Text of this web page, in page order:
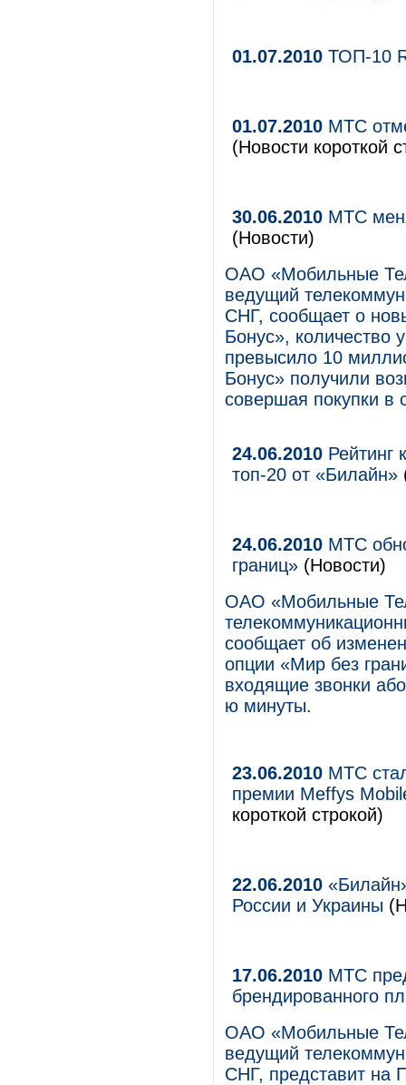
01.07.2010 ТОП-10
01.07.2010 МТС
(Новости короткой
30.06.2010 МТС
(Новости)
ОАО «Мобильные
ведущий
СНГ, сообщает о
Бонус», количество
превысило 10
Бонус» получили
совершая покупки в
24.06.2010 Рейтинг
топ-20 от «Билайн»
24.06.2010 МТС
границ» (Новости)
ОАО «Мобильные
сообщает об
опции «Мир без
входящие звонки
ю минуты.
23.06.2010 МТС
премии Meffys
короткой строкой)
22.06.2010
России и Украины
17.06.2010 МТС
брендированного
ОАО «Мобильные
ведущий
СНГ, представит на